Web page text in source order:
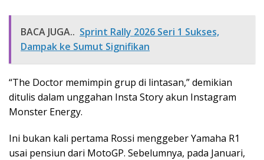
BACA JUGA.. Sprint Rally 2026 Seri 1 Sukses,
Dampak ke Sumut Signifikan
“The Doctor memimpin grup di lintasan,” demikian
ditulis dalam unggahan Insta Story akun Instagram
Monster Energy.
Ini bukan kali pertama Rossi menggeber Yamaha R1
usai pensiun dari MotoGP. Sebelumnya, pada Januari,